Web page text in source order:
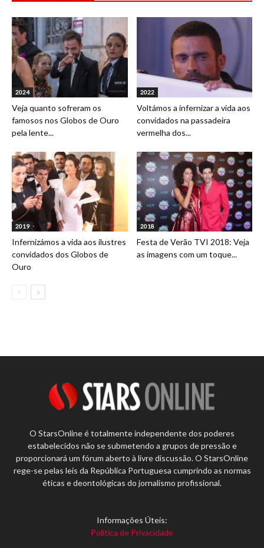
2024
Veja quanto sofreram os
famosos nos Globos de Ouro
pela lente...
2022
Voltámos a infernizar a vida aos
convidados na passadeira
vermelha dos...
2019
Infernizámos a vida aos ilustres
convidados dos Globos de
Ouro
2018
Festa de Verão TVI 2018: Veja
as imagens com um toque...
O StarsOnline é totalmente independente dos poderes
estabelecidos não se submetendo a grupos de pressão e
proporcionará um fórum aberto à livre discussão. O StarsOnline
rege-se pelas leis da República Portuguesa cumprindo as normas
éticas e deontológicas do jornalismo profissional.
Informações Úteis:
Política de Privacidade